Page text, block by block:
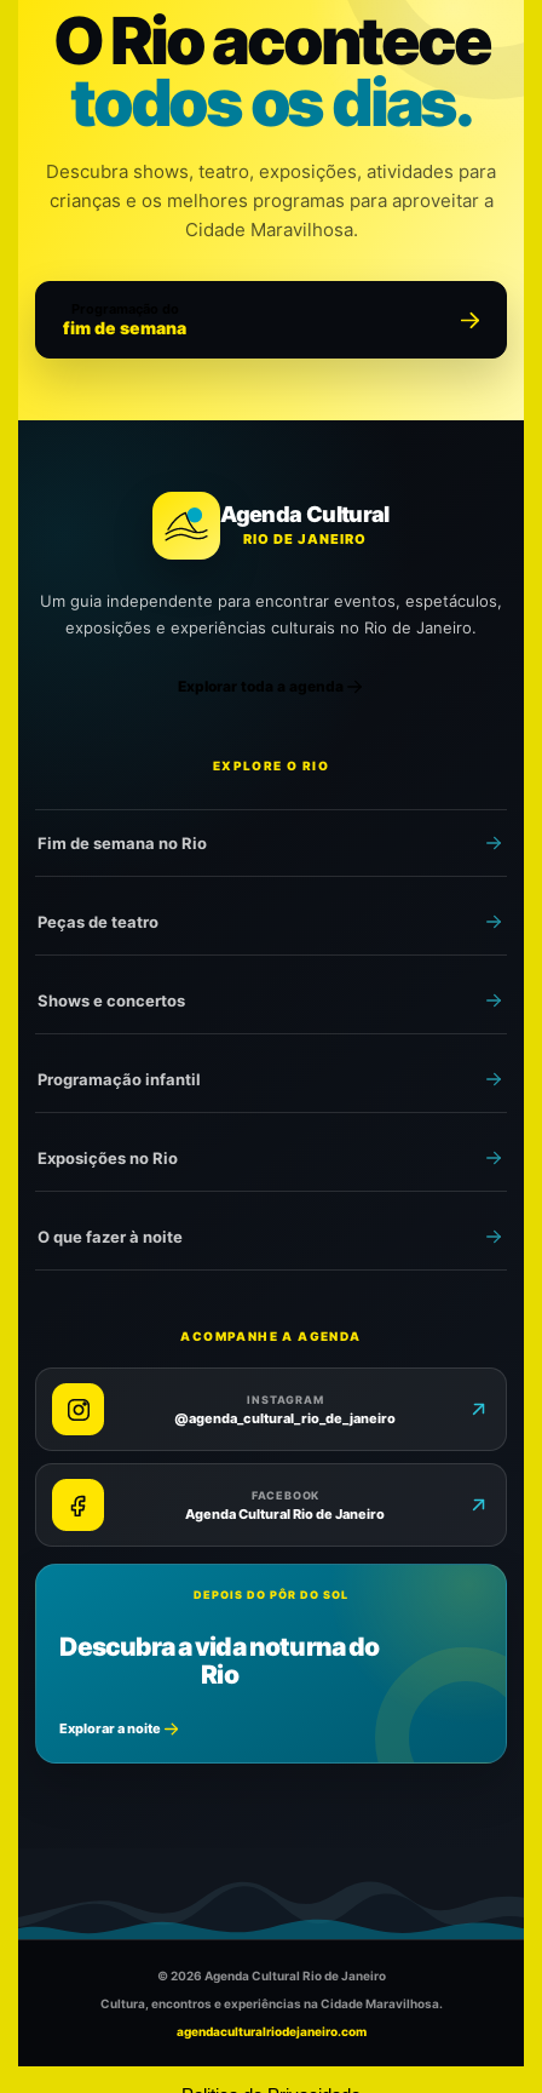
O Rio acontece
todos os dias.
Descubra shows, teatro, exposições, atividades para
crianças e os melhores programas para aproveitar a
Cidade Maravilhosa.
fim de semana
Agenda Cultural
RIO DE JANEIRO
Um guia independente para encontrar eventos, espetáculos,
exposições e experiências culturais no Rio de Janeiro.
Explorar toda a agenda
EXPLORE O RIO
Fim de semana no Rio
Peças de teatro
Shows e concertos
Programação infantil
Exposições no Rio
O que fazer à noite
ACOMPANHE A AGENDA
INSTAGRAM
@agenda_cultural_rio_de_janeiro
FACEBOOK
Agenda Cultural Rio de Janeiro
DEPOIS DO PÔR DO SOL
Descubra a vida noturna do
Rio
Explorar a noite
© 2026 Agenda Cultural Rio de Janeiro
Cultura, encontros e experiências na Cidade Maravilhosa.
agendaculturalriodejaneiro.com